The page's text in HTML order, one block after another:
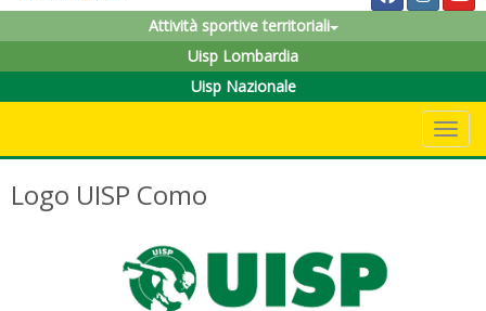
Attività sportive territoriali
Uisp Lombardia
Uisp Nazionale
Logo UISP Como